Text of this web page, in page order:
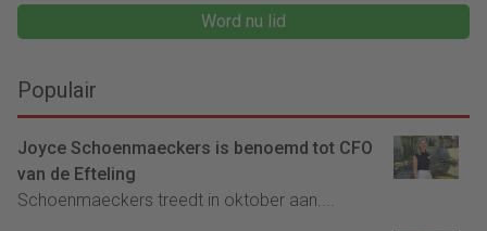
Word nu lid
Populair
Joyce Schoenmaeckers is benoemd tot CFO
van de Efteling
Schoenmaeckers treedt in oktober aan....